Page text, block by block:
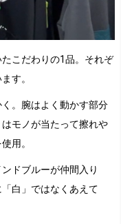
こだわりの1品。それぞ
す。
。腕はよく動かす部分
モノが当たって擦れや
用。
ドブルーが仲間入り
白」ではなくあえて